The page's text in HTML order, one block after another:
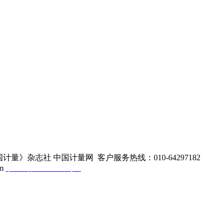
量》杂志社 中国计量网 客户服务热线：010-64297182